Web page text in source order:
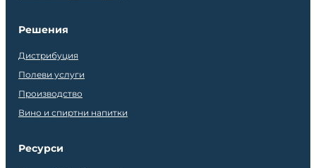
Решения
Дистрибуция
Полеви услуги
Производство
Вино и спиртни напитки
Ресурси